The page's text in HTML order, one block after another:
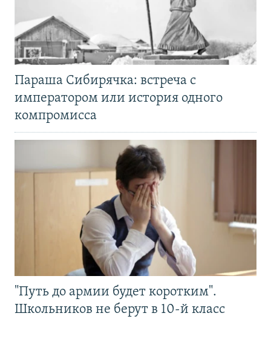
Параша Сибирячка: встреча с
императором или история одного
компромисса
"Путь до армии будет коротким".
Школьников не берут в 10-й класс